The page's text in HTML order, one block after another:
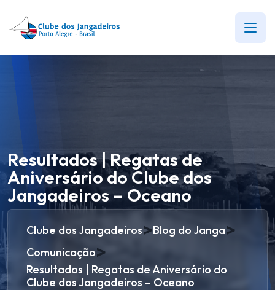
Resultados | Regatas de
Aniversário do Clube dos
Jangadeiros – Oceano
Clube dos Jangadeiros>Blog do Janga>
Comunicação>
Resultados | Regatas de Aniversário do
Clube dos Jangadeiros – Oceano